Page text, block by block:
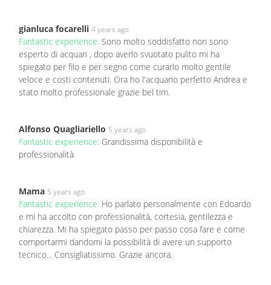
gianluca focarelli 4 years ago
Fantastic experience: Sono molto soddisfatto non sono
esperto di acquari , dopo averlo svuotato pulito mi ha
spiegato per filo e per segno come curarlo molto gentile
veloce e costi contenuti. Ora ho l'acquario perfetto Andrea e
stato molto professionale grazie bel tim.
Alfonso Quagliariello 5 years ago
Fantastic experience: Grandissima disponibilità e
professionalità
Mama 5 years ago
Fantastic experience: Ho parlato personalmente con Edoardo
e mi ha accolto con professionalità, cortesia, gentilezza e
chiarezza. Mi ha spiegato passo per passo cosa fare e come
comportarmi dandomi la possibilità di avere un supporto
tecnico... Consigliatissimo. Grazie ancora.